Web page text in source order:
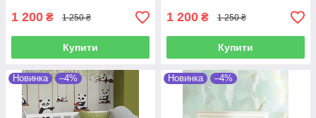
1 200 ₴ 1 250 ₴
Купити
1 200 ₴ 1 250 ₴
Купити
Новинка –4% Новинка –4%